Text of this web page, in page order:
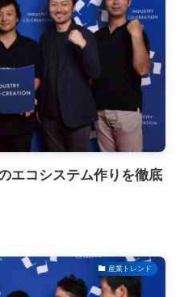
エコシステム作りを徹底
産業トレンド